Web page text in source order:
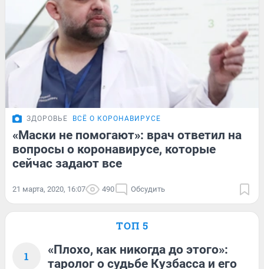
ЗДОРОВЬЕ ВСЁ О КОРОНАВИРУСЕ
«Маски не помогают»: врач ответил на
вопросы о коронавирусе, которые
сейчас задают все
21 марта, 2020, 16:07 490 Обсудить
ТОП 5
1
«Плохо, как никогда до этого»:
таролог о судьбе Кузбасса и его